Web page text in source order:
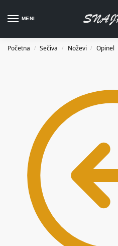
MENI
Početna / Sečiva / Noževi / Opinel